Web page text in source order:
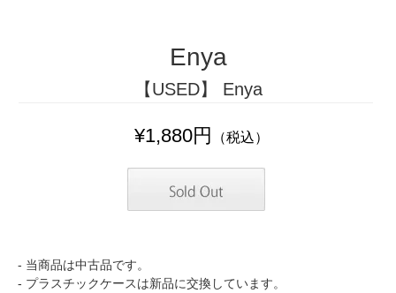
Enya
【USED】 Enya
¥1,880円 （税込）
- 当商品は中古品です。
- プラスチックケースは新品に交換しています。